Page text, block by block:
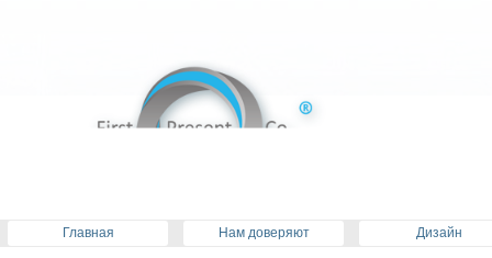
Главная Нам доверяют Дизайн